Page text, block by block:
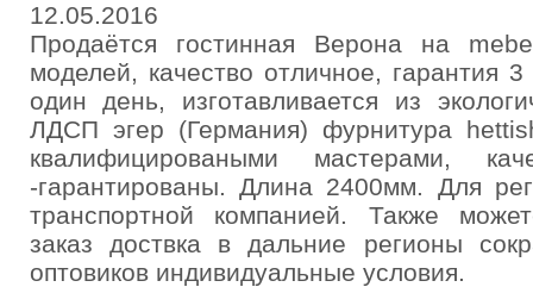
12.05.2016
Продаётся гостинная Верона на
моделей, качество отличное, гарантия
один день, изготавливается из
ЛДСП эгер (Германия) фурнитура
квалифицироваными мастерами,
-гарантированы. Длина 2400мм. Для
транспортной компанией. Также
заказ доствка в дальние регионы
оптовиков индивидуальные условия.